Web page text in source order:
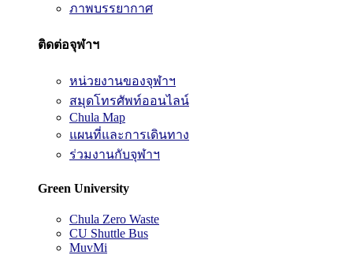
ภาพบรรยากาศ
ติดต่อจุฬาฯ
หน่วยงานของจุฬาฯ
สมุดโทรศัพท์ออนไลน์
Chula Map
แผนที่และการเดินทาง
ร่วมงานกับจุฬาฯ
Green University
Chula Zero Waste
CU Shuttle Bus
MuvMi